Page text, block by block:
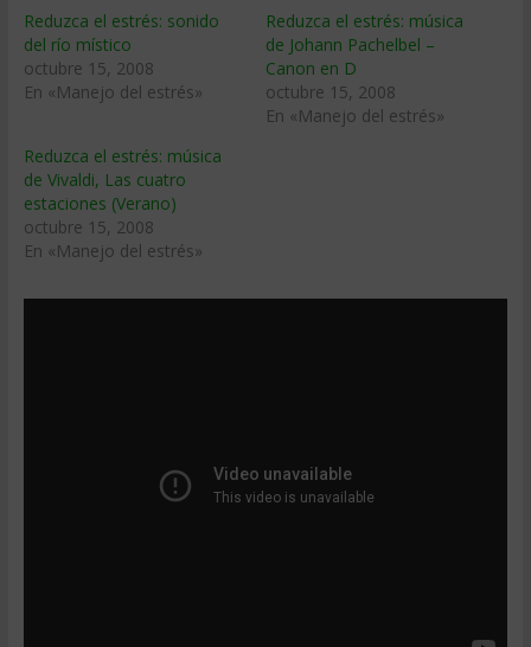
Reduzca el estrés: sonido
del río místico
octubre 15, 2008
En «Manejo del estrés»
Reduzca el estrés: música
de Johann Pachelbel –
Canon en D
octubre 15, 2008
En «Manejo del estrés»
Reduzca el estrés: música
de Vivaldi, Las cuatro
estaciones (Verano)
octubre 15, 2008
En «Manejo del estrés»